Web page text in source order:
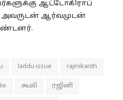
ஆட்டோகிராப்
அவருடன் ஆர்வமுடன்
laddu issue rajinikanth
கூலி ரஜினி